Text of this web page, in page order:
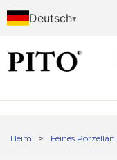
Deutsch
Heim > Feines